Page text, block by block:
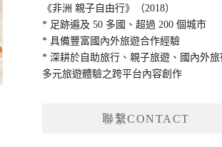
《非洲 親子自由行》（2018）
* 足跡遍及 50 多國、超過 200 個城市
* 具備豐富國內外旅遊合作經驗
* 深耕於自助旅行、親子旅遊、國內外旅
多元旅遊體驗之跨平台內容創作
聯繫CONTACT